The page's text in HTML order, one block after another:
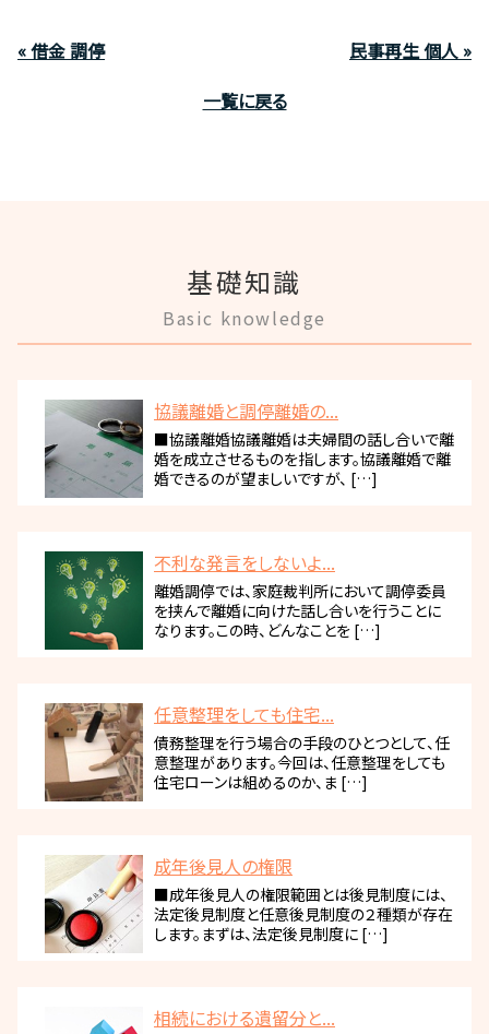
« 借金 調停
民事再生 個人 »
一覧に戻る
基礎知識
Basic knowledge
協議離婚と調停離婚の...
■協議離婚協議離婚は夫婦間の話し合いで離
婚を成立させるものを指します。協議離婚で離
婚できるのが望ましいですが、 […]
不利な発言をしないよ...
離婚調停では、家庭裁判所において調停委員
を挟んで離婚に向けた話し合いを行うことに
なります。この時、どんなことを […]
任意整理をしても住宅...
債務整理を行う場合の手段のひとつとして、任
意整理があります。今回は、任意整理をしても
住宅ローンは組めるのか、ま […]
成年後見人の権限
■成年後見人の権限範囲とは後見制度には、
法定後見制度と任意後見制度の２種類が存在
します。まずは、法定後見制度に […]
相続における遺留分と...